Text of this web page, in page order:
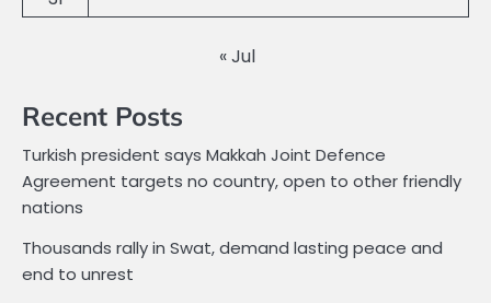
« Jul
Recent Posts
Turkish president says Makkah Joint Defence
Agreement targets no country, open to other friendly
nations
Thousands rally in Swat, demand lasting peace and
end to unrest